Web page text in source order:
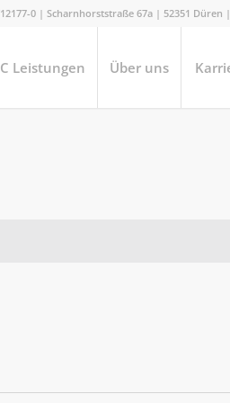
12177-0 | Scharnhorststraße 67a | 52351 Düren
Leistungen Über uns